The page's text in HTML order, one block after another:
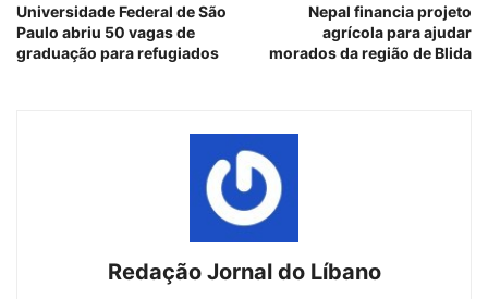
Universidade Federal de São
Paulo abriu 50 vagas de
graduação para refugiados
Nepal financia projeto
agrícola para ajudar
morados da região de Blida
Redação Jornal do Líbano